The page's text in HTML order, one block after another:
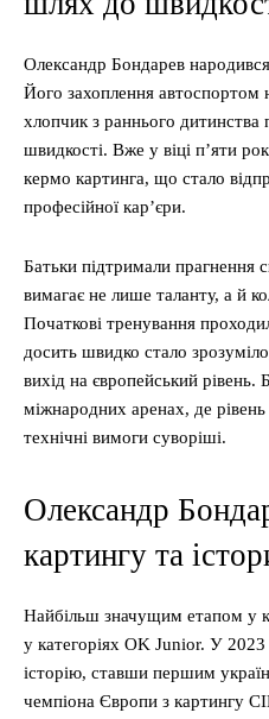
Олександр Бондарев
Його захоплення автоспортом
хлопчик з раннього дитинства
швидкості. Вже у віці п’яти
кермо картинга, що стало
професійної кар’єри.
Батьки підтримали прагнення
вимагає не лише таланту, а й
Початкові тренування
досить швидко стало
вихід на європейський
міжнародних аренах, де
технічні вимоги суворіші.
Олександр
картингу та
Найбільш значущим етапом у
у категоріях OK Junior. У 2023
історію, ставши першим
чемпіона Європи з картингу